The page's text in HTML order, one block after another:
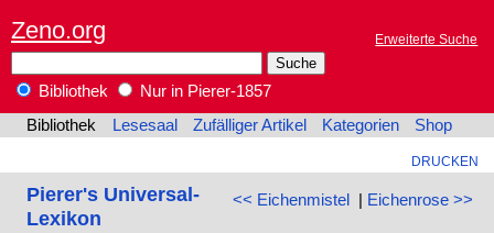
Zeno.org Erweiterte Suche
Bibliothek
Nur in Pierer-1857
Bibliothek
Lesesaal Zufälliger Artikel Kategorien Shop
DRUCKEN
<< Eichenmistel| Eichenrose >>
Pierer's Universal-
Lexikon